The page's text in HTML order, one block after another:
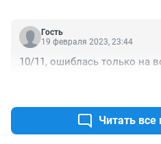
Гость
19 февраля 2023, 23:44
10/11, ошиблась только на
Читать